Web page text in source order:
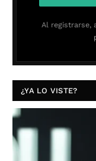
Al registrarse,
¿YA LO VISTE?